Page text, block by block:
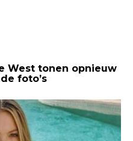
West tonen opnieuw
foto’s